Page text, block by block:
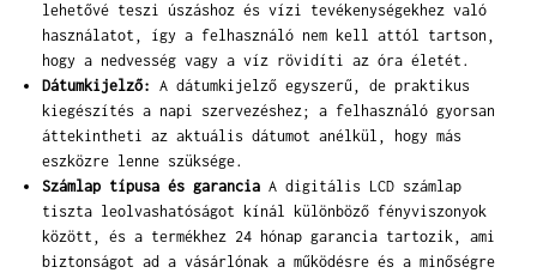
lehetővé teszi úszáshoz és vízi tevékenységekhez való
használatot, így a felhasználó nem kell attól tartson,
hogy a nedvesség vagy a víz rövidíti az óra életét.
Dátumkijelző: A dátumkijelző egyszerű, de praktikus
kiegészítés a napi szervezéshez; a felhasználó gyorsan
áttekintheti az aktuális dátumot anélkül, hogy más
eszközre lenne szüksége.
Számlap típusa és garancia A digitális LCD számlap
tiszta leolvashatóságot kínál különböző fényviszonyok
között, és a termékhez 24 hónap garancia tartozik, ami
biztonságot ad a vásárlónak a működésre és a minőségre